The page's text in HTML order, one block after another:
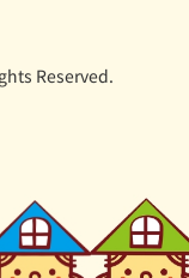
Reserved.